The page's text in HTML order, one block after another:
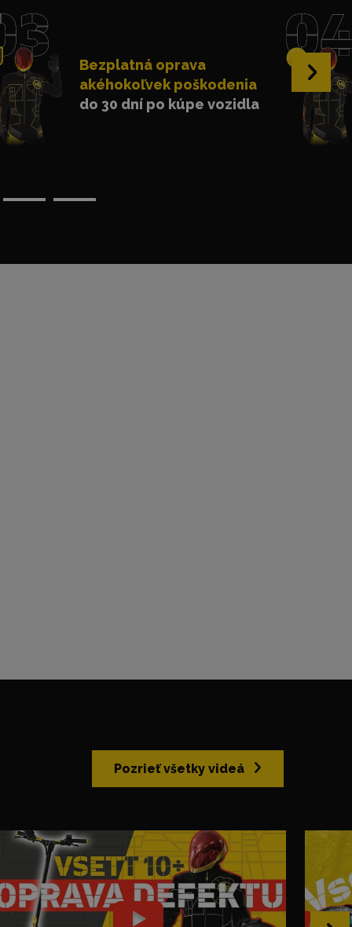
Bezplatná oprava
akéhokoľvek poškodenia
do 30 dní po kúpe vozidla
›
Pozrieť všetky videá